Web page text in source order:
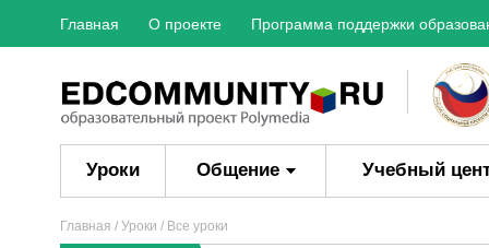
Главная О проекте Программа поддержки
Уроки Общение Учебный
Главная / Уроки / Все уроки